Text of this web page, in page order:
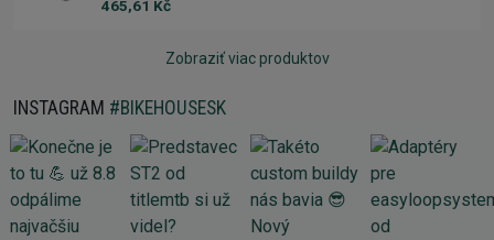
465,61 Kč
Zobraziť viac produktov
INSTAGRAM #BIKEHOUSESK